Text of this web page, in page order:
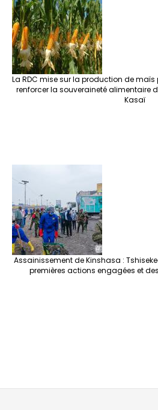
La RDC mise sur la production de
renforcer la souveraineté alimentaire
Kasaï
Assainissement de Kinshasa :
premières actions engagées et